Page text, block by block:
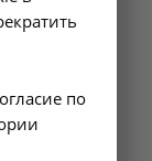
в Усолье-
по